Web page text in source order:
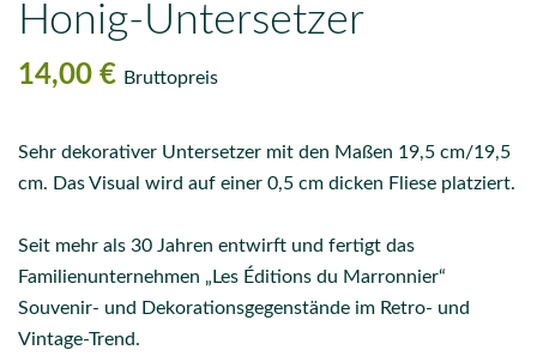
Honig-Untersetzer
14,00 € Bruttopreis
Sehr dekorativer Untersetzer mit den Maßen 19,5 cm/19,5
cm. Das Visual wird auf einer 0,5 cm dicken Fliese platziert.
Seit mehr als 30 Jahren entwirft und fertigt das
Familienunternehmen „Les Éditions du Marronnier“
Souvenir- und Dekorationsgegenstände im Retro- und
Vintage-Trend.